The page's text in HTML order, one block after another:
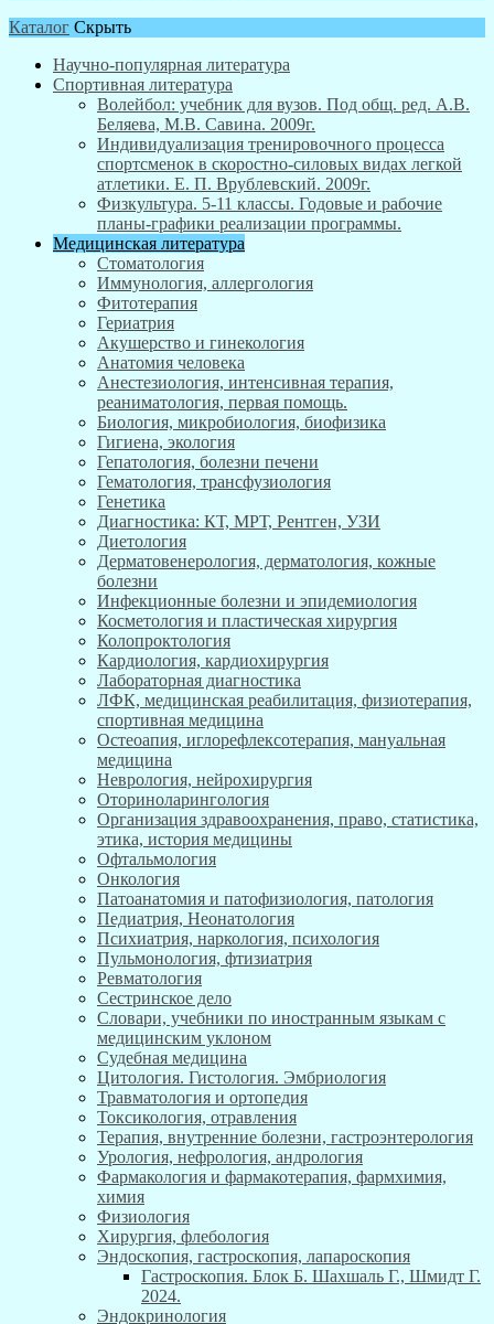
Каталог Скрыть
Научно-популярная литература
Спортивная литература
Волейбол: учебник для вузов. Под общ. ред. А.В.
Беляева, М.В. Савина. 2009г.
Индивидуализация тренировочного процесса
спортсменок в скоростно-силовых видах легкой
атлетики. Е. П. Врублевский. 2009г.
Физкультура. 5-11 классы. Годовые и рабочие
планы-графики реализации программы.
Медицинская литература
Стоматология
Иммунология, аллергология
Фитотерапия
Гериатрия
Акушерство и гинекология
Анатомия человека
Анестезиология, интенсивная терапия,
реаниматология, первая помощь.
Биология, микробиология, биофизика
Гигиена, экология
Гепатология, болезни печени
Гематология, трансфузиология
Генетика
Диагностика: КТ, МРТ, Рентген, УЗИ
Диетология
Дерматовенерология, дерматология, кожные
болезни
Инфекционные болезни и эпидемиология
Косметология и пластическая хирургия
Колопроктология
Кардиология, кардиохирургия
Лабораторная диагностика
ЛФК, медицинская реабилитация, физиотерапия,
спортивная медицина
Остеоапия, иглорефлексотерапия, мануальная
медицина
Неврология, нейрохирургия
Оториноларингология
Организация здравоохранения, право, статистика,
этика, история медицины
Офтальмология
Онкология
Патоанатомия и патофизиология, патология
Педиатрия, Неонатология
Психиатрия, наркология, психология
Пульмонология, фтизиатрия
Ревматология
Сестринское дело
Словари, учебники по иностранным языкам с
медицинским уклоном
Судебная медицина
Цитология. Гистология. Эмбриология
Травматология и ортопедия
Токсикология, отравления
Терапия, внутренние болезни, гастроэнтерология
Урология, нефрология, андрология
Фармакология и фармакотерапия, фармхимия,
химия
Физиология
Хирургия, флебология
Эндоскопия, гастроскопия, лапароскопия
Гастроскопия. Блок Б. Шахшаль Г., Шмидт Г.
2024.
Эндокринология